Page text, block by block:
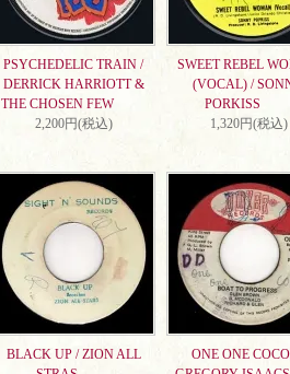
PSYCHEDELIC TRAIN /
DERRICK HARRIOTT &
THE CHOSEN FEW
2,200円(税込)
SWEET REBEL
(VOCAL) /
PORKISS
1,320円(税込)
BLACK UP / ZION ALL
ONE ONE